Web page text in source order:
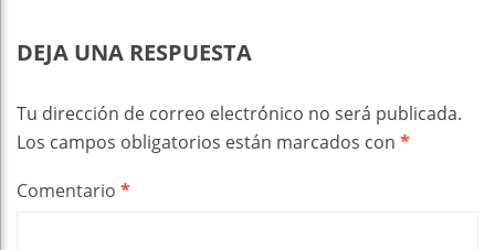
DEJA UNA RESPUESTA
Tu dirección de correo electrónico no será publicada.
Los campos obligatorios están marcados con *
Comentario *